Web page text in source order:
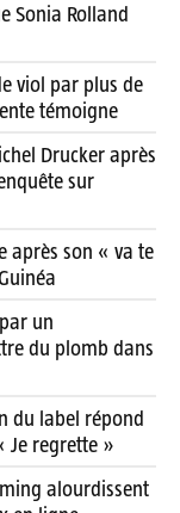
Sonia Rolland
viol par plus de
témoigne
Drucker après
sur
après son « va te
un
du plomb dans
du label répond
Je regrette »
alourdissent